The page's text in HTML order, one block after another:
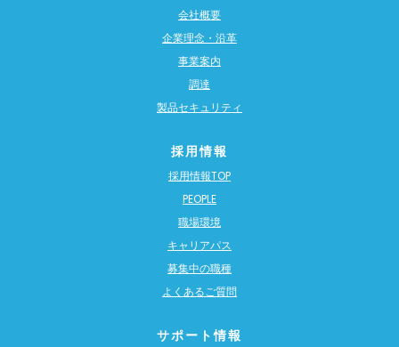
会社概要
企業理念・沿革
事業案内
調達
製品セキュリティ
採用情報
採用情報TOP
PEOPLE
職場環境
キャリアパス
募集中の職種
よくあるご質問
サポート情報